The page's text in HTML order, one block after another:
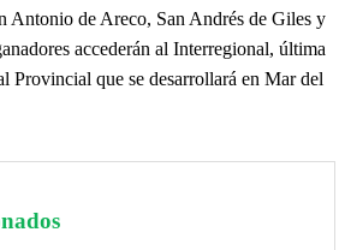
Antonio de Areco, San Andrés de Giles y
accederán al Interregional, última
Provincial que se desarrollará en Mar del